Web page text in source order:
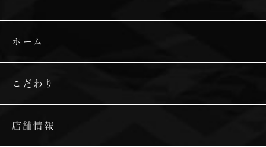
ホーム
こだわり
店舗情報